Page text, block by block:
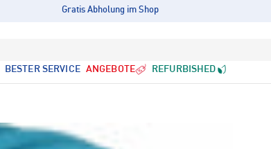
Gratis Abholung im Shop
BESTER SERVICE ANGEBOTE REFURBISHED